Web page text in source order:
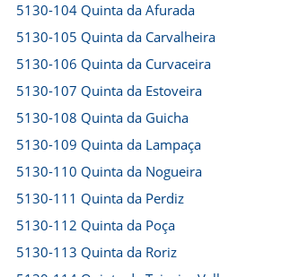
5130-104 Quinta da Afurada
5130-105 Quinta da Carvalheira
5130-106 Quinta da Curvaceira
5130-107 Quinta da Estoveira
5130-108 Quinta da Guicha
5130-109 Quinta da Lampaça
5130-110 Quinta da Nogueira
5130-111 Quinta da Perdiz
5130-112 Quinta da Poça
5130-113 Quinta da Roriz